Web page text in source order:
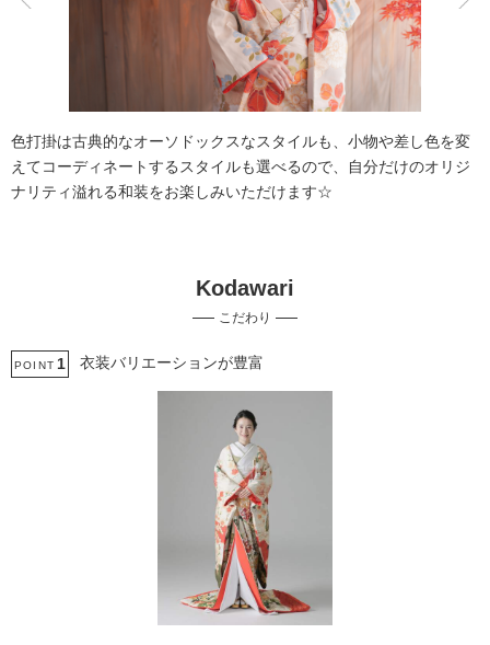
チャペルでの撮影
家族・友人と撮影
撮影前の打ち合わせ
海での撮影
豊富なカラードレス
歴史的建造物での撮影
豊富な色打掛・着物
色打掛は古典的なオーソドックスなスタイルも、小物や差し色を変
えてコーディネートするスタイルも選べるので、自分だけのオリジ
ナリティ溢れる和装をお楽しみいただけます☆
Kodawari
こだわり
POINT 1 衣装バリエーションが豊富